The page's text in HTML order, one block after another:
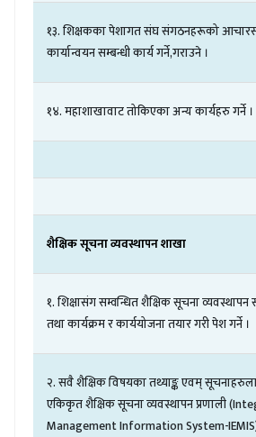
१३.शिक्षककापेशागतसंघसंगठनहरूको
कार्यान्वयनसम्बन्धीकार्यगर्ने,गराउने ।
१४.महाशाखावाटतोकिएकाअन्यकार्यहरुगर्ने ।
शैक्षिकसूचनाव्यवस्थापनशाखा
१.शिक्षासंगसम्वन्धितशैक्षिकसूचनाव्यवस्थापन
तथाकार्यक्रमरकार्ययोजनातयारगरीपेशगर्ने ।
२.सवैशैक्षिकविषयकातथ्याङ्कएवम्
एकिकृतशैक्षिकसूचनाव्यवस्थापनप्रणाली(
Management InformationSystem-